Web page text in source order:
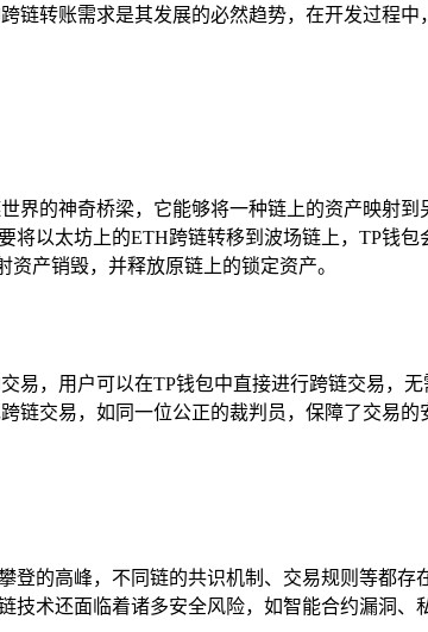
链转账需求是其发展的必然趋势，在开发过程
界的神奇桥梁，它能够将一种链上的资产映射
以太坊上的ETH跨链转移到波场链上，TP钱
产销毁，并释放原链上的锁定资产。
易，用户可以在TP钱包中直接进行跨链交易，
交易，如同一位公正的裁判员，保障了交易的
的高峰，不同链的共识机制、交易规则等都
术还面临着诸多安全风险，如智能合约漏洞、